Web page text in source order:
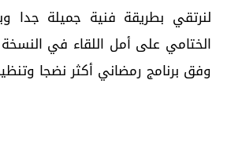
لنرتقي بطريقة فنية جميلة جدا
الختامي على أمل اللقاء في النسخة
وفق برنامج رمضاني أكثر نضجا